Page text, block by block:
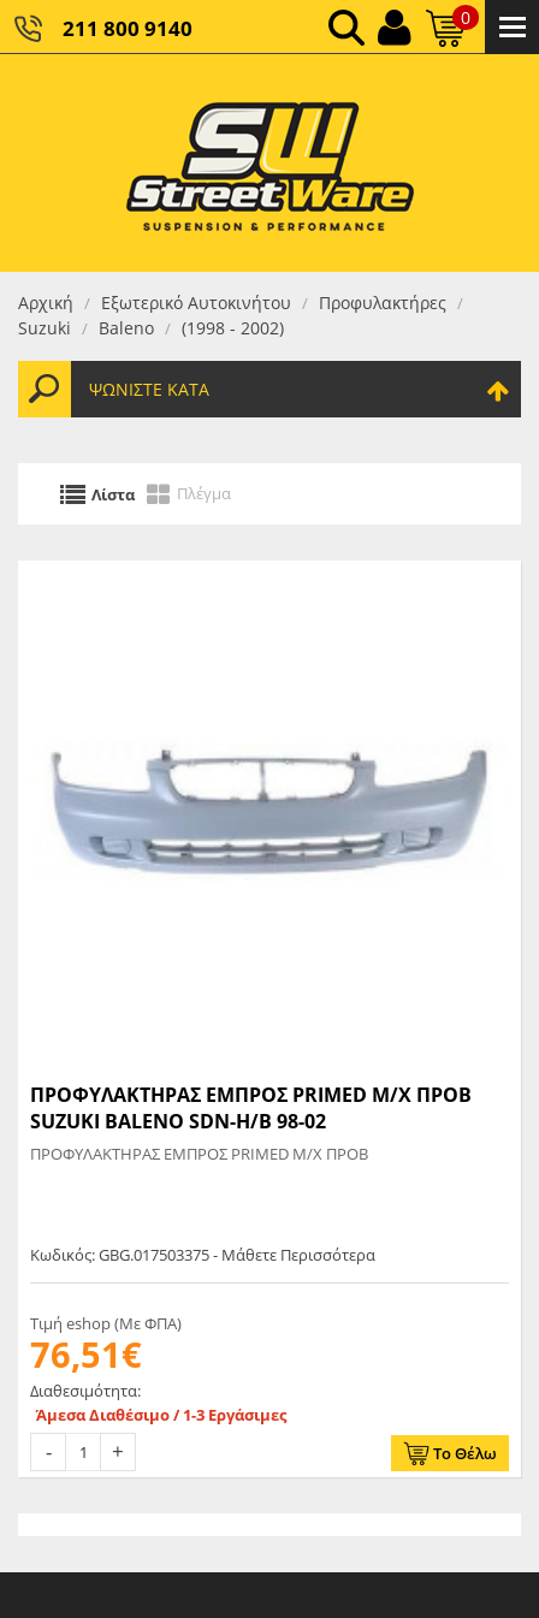
211 800 9140 0
ΚΑΘΑΡΌ ΣΎΝΟΛΟ:
ΤΕΛΙΚΌ ΣΎΝΟΛΟ:0,00 €
Αρχική / Εξωτερικό Αυτοκινήτου / Προφυλακτήρες /
Suzuki / Baleno / (1998 - 2002)
ΨΩΝΊΣΤΕ ΚΑΤΆ
Λίστα Πλέγμα
ΠΡΟΦΥΛΑΚΤΗΡΑΣ ΕΜΠΡΟΣ PRIMED Μ/Χ ΠΡΟΒ
SUZUKI BALENO SDN-H/B 98-02
ΠΡΟΦΥΛΑΚΤΗΡΑΣ ΕΜΠΡΟΣ PRIMED Μ/Χ ΠΡΟΒ
Κωδικός: GBG.017503375 - Μάθετε Περισσότερα
Τιμή eshop (Με ΦΠΑ)
76,51€
Διαθεσιμότητα:
Άμεσα Διαθέσιμο / 1-3 Εργάσιμες
Το Θέλω